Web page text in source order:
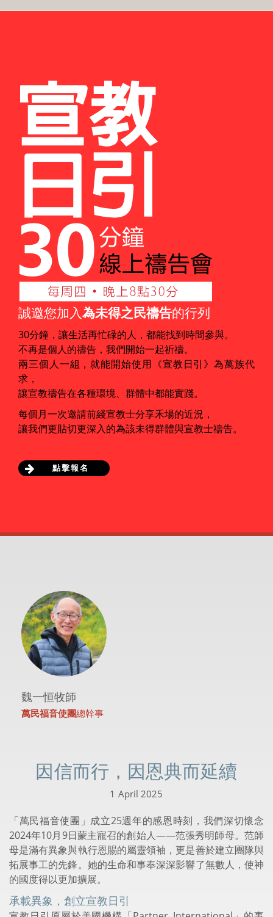
誠邀您加入為未得之民禱告的行列
30分鐘，讓生活再忙碌的人，都能找到時間參與。
不再是個人的禱告，我們開始一起祈禱。
兩三個人一組，就能開始使用《宣教日引》為萬族代
求，
讓宣教禱告在各種環境、群體中都能實踐。
每個月一次邀請前綫宣教士分享禾場的近況，
讓我們更貼切更深入的為該未得群體與宣教士禱告。
點擊報名
魏一恒牧師
萬民福音使團總幹事
因信而行，因恩典而延續
1 April 2025
「萬民福音使團」成立25週年的感恩時刻，我們深切懷念
2024年10月9日蒙主寵召的創始人——范張秀明師母。范師
母是滿有異象與執行恩賜的屬靈領袖，更是善於建立團隊與
拓展事工的先鋒。她的生命和事奉深深影響了無數人，使神
的國度得以更加擴展。
承載異象，創立宣教日引